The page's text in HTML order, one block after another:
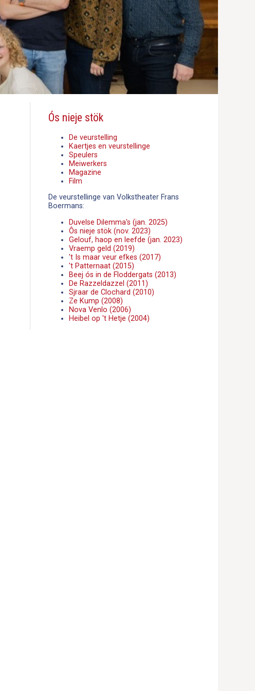
Ós nieje stök
De veurstelling
Kaertjes en veurstellinge
Speulers
Meiwerkers
Magazine
Film
De veurstellinge van Volkstheater Frans
Boermans:
Duvelse Dilemma's (jan. 2025)
Ôs nieje stök (nov. 2023)
Gelouf, haop en leefde (jan. 2023)
Vraemp geld (2019)
't Is maar veur efkes (2017)
't Patternaat (2015)
Beej ós in de Floddergats (2013)
De Razzeldazzel (2011)
Sjraar de Clochard (2010)
Ze Kump (2008)
Nova Venlo (2006)
Heibel op 't Hetje (2004)